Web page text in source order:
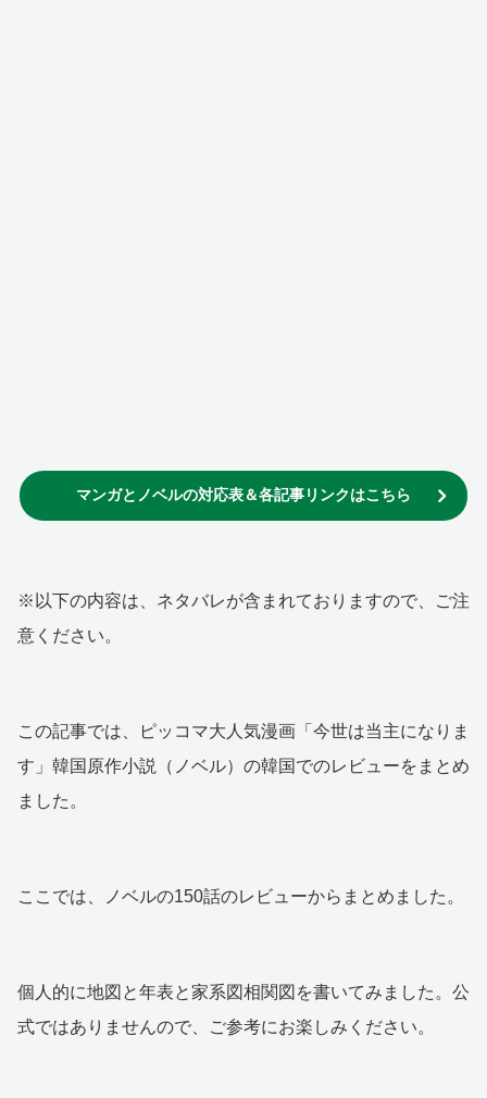
マンガとノベルの対応表＆各記事リンクはこちら
※以下の内容は、ネタバレが含まれておりますので、ご注
意ください。
この記事では、ピッコマ大人気漫画「今世は当主になりま
す」韓国原作小説（ノベル）の韓国でのレビューをまとめ
ました。
ここでは、ノベルの150話のレビューからまとめました。
個人的に地図と年表と家系図相関図を書いてみました。公
式ではありませんので、ご参考にお楽しみください。